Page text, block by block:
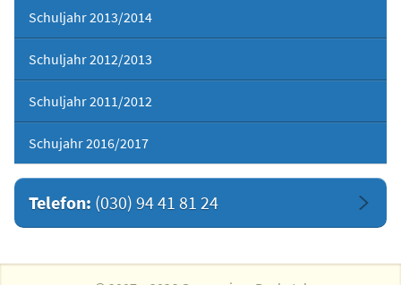
Schuljahr 2013/2014
Schuljahr 2012/2013
Schuljahr 2011/2012
Schujahr 2016/2017
Telefon: (030) 94 41 81 24